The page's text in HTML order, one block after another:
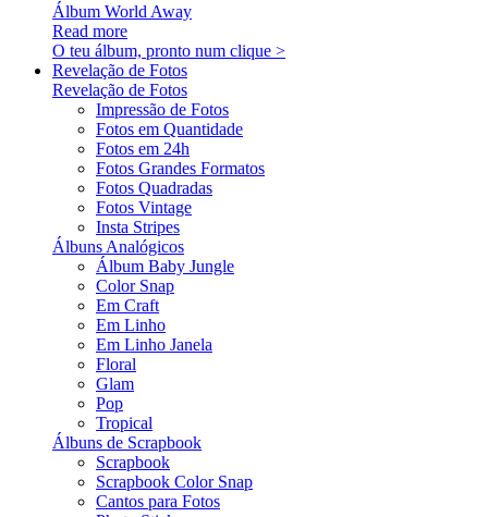
Álbum World Away
Read more
O teu álbum, pronto num clique >
Revelação de Fotos
Revelação de Fotos
Impressão de Fotos
Fotos em Quantidade
Fotos em 24h
Fotos Grandes Formatos
Fotos Quadradas
Fotos Vintage
Insta Stripes
Álbuns Analógicos
Álbum Baby Jungle
Color Snap
Em Craft
Em Linho
Em Linho Janela
Floral
Glam
Pop
Tropical
Álbuns de Scrapbook
Scrapbook
Scrapbook Color Snap
Cantos para Fotos